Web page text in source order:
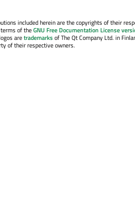
included herein are the copyrights of their
of theGNU Free Documentation License
aretrademarksof The Qt Company Ltd. in
of their respective owners.